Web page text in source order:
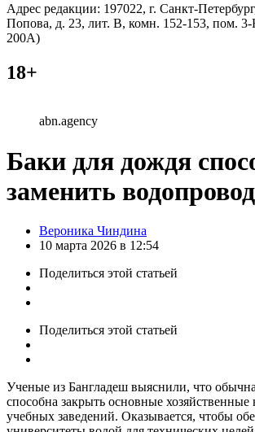
Адрес редакции: 197022, г. Санкт-
Попова, д. 23, лит. В, комн. 152-153, пом.
200А)
18+
abn.agency
Баки для дождя
заменить
Posted
by
Вероника Чиндина
10 марта 2026 в 12:54
Поделиться этой статьей
Поделиться этой статьей
Ученые из Бангладеш выяснили, что
способна закрыть основные
учебных заведений. Оказывается, чтобы